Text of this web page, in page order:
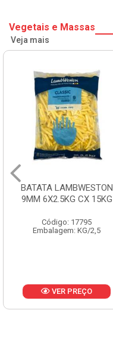
Vegetais e Massas
Veja mais
BATATA LAMBWESTON
9MM 6X2.5KG CX 15KG
Código: 17795
Embalagem: KG/2,5
VER PREÇO